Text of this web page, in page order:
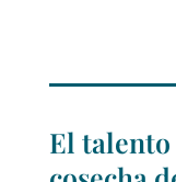
El talento